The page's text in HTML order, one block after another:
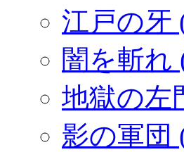
江戸の牙
闇を斬れ
地獄の左
影の軍団